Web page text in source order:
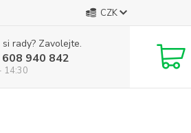
CZK
rady? Zavolejte.
940 842
14:30